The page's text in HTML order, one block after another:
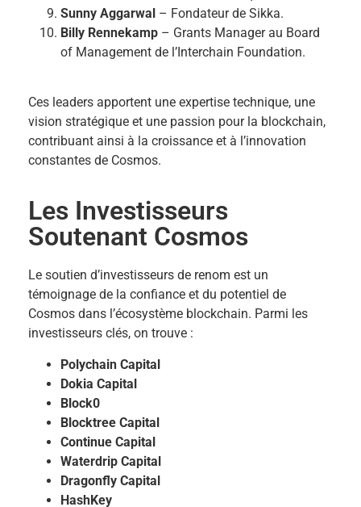
Sunny Aggarwal – Fondateur de Sikka.
Billy Rennekamp – Grants Manager au Board
of Management de l’Interchain Foundation.
Ces leaders apportent une expertise technique, une
vision stratégique et une passion pour la blockchain,
contribuant ainsi à la croissance et à l’innovation
constantes de Cosmos.
Les Investisseurs
Soutenant Cosmos
Le soutien d’investisseurs de renom est un
témoignage de la confiance et du potentiel de
Cosmos dans l’écosystème blockchain. Parmi les
investisseurs clés, on trouve :
Polychain Capital
Dokia Capital
Block0
Blocktree Capital
Continue Capital
Waterdrip Capital
Dragonfly Capital
HashKey